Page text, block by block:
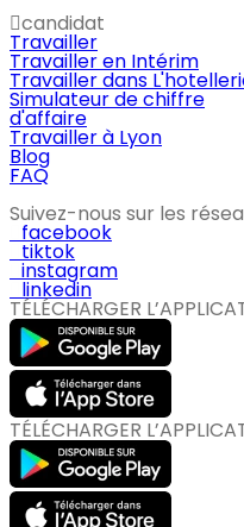
candidat
Travailler
Travailler en Intérim
Travailler dans
Simulateur de chiffre
d'affaire
Travailler à Lyon
Blog
FAQ
Suivez-nous sur les
facebook
tiktok
instagram
linkedin
TÉLÉCHARGER
TÉLÉCHARGER